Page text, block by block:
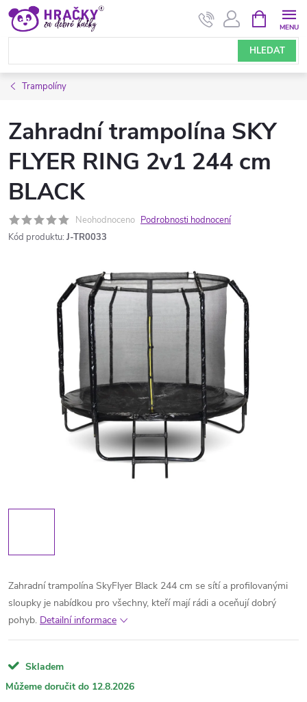
Přejít
obsah
HLEDAT
NÁKUPNÍ
KOŠÍK
Trampolíny
Zahradní trampolína SKY
FLYER RING 2v1 244 cm
BLACK
Neohodnoceno Podrobnosti hodnocení
Kód produktu: J-TR0033
Zahradní trampolína SkyFlyer Black 244 cm se sítí a profilovanými
sloupky je nabídkou pro všechny, kteří mají rádi a oceňují dobrý
pohyb. Detailní informace
Skladem
12.8.2026